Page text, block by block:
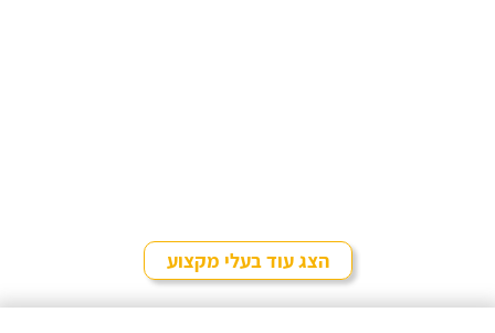
הצג עוד בעלי מקצוע